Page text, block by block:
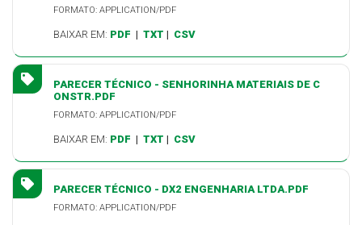
FORMATO: APPLICATION/PDF
BAIXAR EM: PDF | TXT | CSV
PARECER TÉCNICO - SENHORINHA MATERIAIS DE C
ONSTR.PDF
FORMATO: APPLICATION/PDF
BAIXAR EM: PDF | TXT | CSV
PARECER TÉCNICO - DX2 ENGENHARIA LTDA.PDF
FORMATO: APPLICATION/PDF